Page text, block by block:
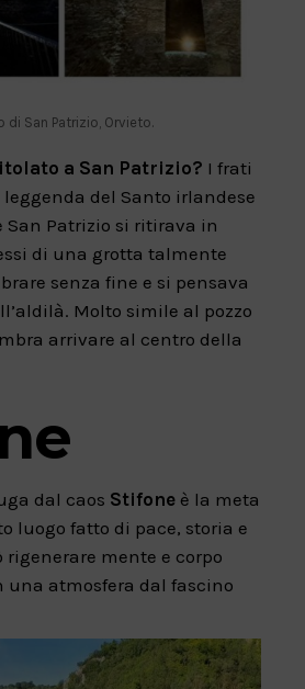
di San Patrizio, Orvieto.
a San Patrizio? I frati
del Santo irlandese
San Patrizio si ritirava in
di una grotta talmente
senza fine e si pensava
Molto simile al pozzo
arrivare al centro della
dal caos Stifone è la meta
luogo fatto di pace, storia e
rigenerare mente e corpo
una atmosfera dal fascino